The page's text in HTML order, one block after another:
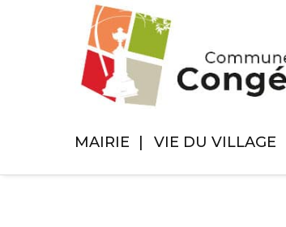
MAIRIE VIE DU VILLAGE